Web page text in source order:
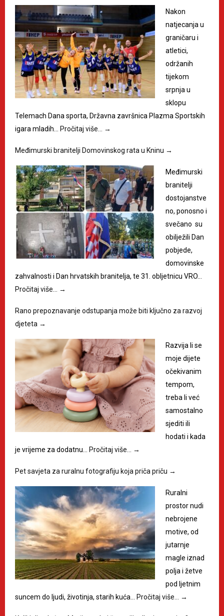
Nakon
natjecanja u
graničaru i
atletici,
održanih
tijekom
srpnja u
sklopu
Telemach Dana sporta, Državna završnica Plazma Sportskih
igara mladih… Pročitaj više… →
Međimurski branitelji Domovinskog rata u Kninu →
Međimurski
branitelji
dostojanstve
no, ponosno i
svečano su
obilježili Dan
pobjede,
domovinske
zahvalnosti i Dan hrvatskih branitelja, te 31. obljetnicu VRO…
Pročitaj više… →
Rano prepoznavanje odstupanja može biti ključno za razvoj
djeteta →
Razvija li se
moje dijete
očekivanim
tempom,
treba li već
samostalno
sjediti ili
hodati i kada
je vrijeme za dodatnu… Pročitaj više… →
Pet savjeta za ruralnu fotografiju koja priča priču →
Ruralni
prostor nudi
nebrojene
motive, od
jutarnje
magle iznad
polja i žetve
pod ljetnim
suncem do ljudi, životinja, starih kuća… Pročitaj više… →